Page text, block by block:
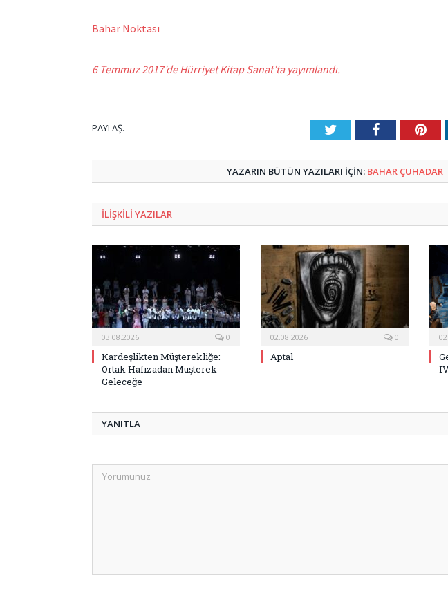
Bahar Noktası
6 Temmuz 2017’de Hürriyet Kitap Sanat’ta yayımlandı.
PAYLAŞ. TwitterFacebook
YAZARIN BÜTÜN YAZILARI IÇIN: BAHAR ÇUHADAR
ILIŞKILI YAZILAR
03.08.2026 0
Kardeşlikten Müşterekliğe:
Ortak Hafızadan Müşterek
Geleceğe
02.08.2026 0
Aptal
YANITLA